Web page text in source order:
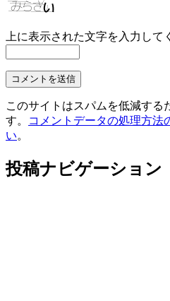
上に表示された文字を入力して
このサイトはスパムを低減する
す。
コメントデータの処理方法
い。
投稿ナビゲーション